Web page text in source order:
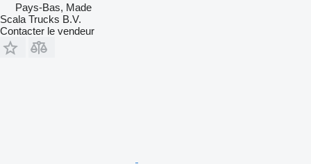
Pays-Bas, Made
Scala Trucks B.V.
Contacter le vendeur